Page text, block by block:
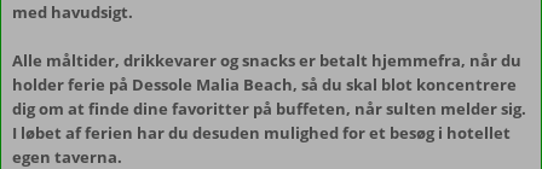
med havudsigt.
Alle måltider, drikkevarer og snacks er betalt hjemmefra, når du
holder ferie på Dessole Malia Beach, så du skal blot koncentrere
dig om at finde dine favoritter på buffeten, når sulten melder sig.
I løbet af ferien har du desuden mulighed for et besøg i hotellet
egen taverna.